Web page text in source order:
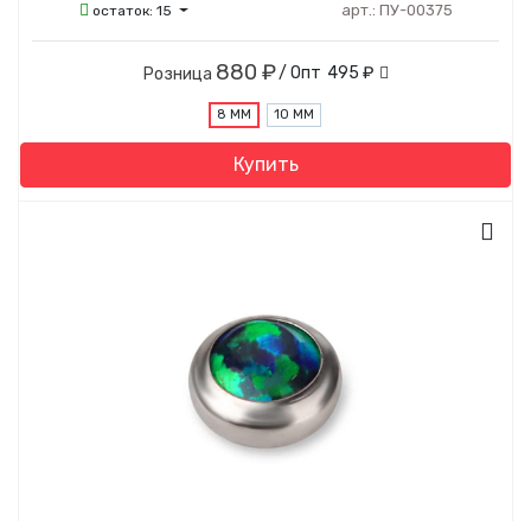
остаток:15 арт.: ПУ-00375
Розница 880 ₽/ Опт 495 ₽
8 ММ 10 ММ
Купить